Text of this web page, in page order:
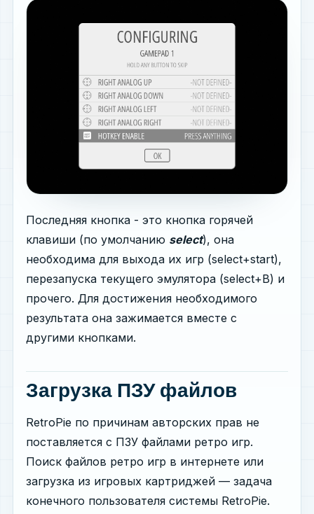
Последняя кнопка - это кнопка горячей
клавиши (по умолчанию select), она
необходима для выхода их игр (select+start),
перезапуска текущего эмулятора (select+B) и
прочего. Для достижения необходимого
результата она зажимается вместе с
другими кнопками.
Загрузка ПЗУ файлов
RetroPie по причинам авторских прав не
поставляется с ПЗУ файлами ретро игр.
Поиск файлов ретро игр в интернете или
загрузка из игровых картриджей — задача
конечного пользователя системы RetroPie.